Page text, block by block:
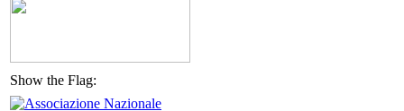
Show the Flag: